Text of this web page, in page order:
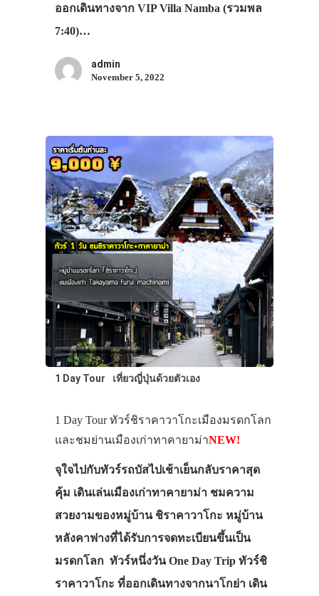
ออกเดินทางจาก VIP Villa Namba (รวมพล
7:40)…
admin
November 5, 2022
1 Day Tour เที่ยวญี่ปุ่นด้วยตัวเอง
1 Day Tour ทัวร์ชิราคาวาโกะเมืองมรดกโลก
และชมย่านเมืองเก่าทาคายาม่าNEW!
จุใจไปกับทัวร์รถบัสไปเช้าเย็นกลับราคาสุด
คุ้ม เดินเล่นเมืองเก่าทาคายาม่า ชมความ
สวยงามของหมู่บ้าน ชิราคาวาโกะ หมู่บ้าน
หลังคาฟางที่ได้รับการจดทะเบียนขึ้นเป็น
มรดกโลก ทัวร์หนึ่งวัน One Day Trip ทัวร์ชิ
ราคาวาโกะ ที่ออกเดินทางจากนาโกย่า เดิน